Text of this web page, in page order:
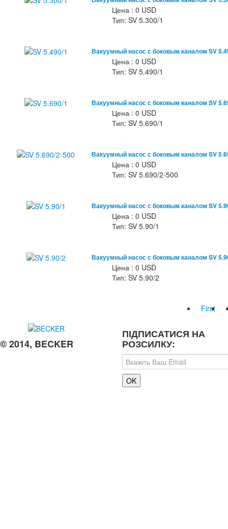
Цена : 0 USD
Тип: SV 5.300/1
Вакуумный насос с боковым каналом SV
Цена : 0 USD
Тип: SV 5.490/1
Вакуумный насос с боковым каналом SV
Цена : 0 USD
Тип: SV 5.690/1
Вакуумный насос с боковым каналом SV
Цена : 0 USD
Тип: SV 5.690/2-500
Вакуумный насос с боковым каналом SV
Цена : 0 USD
Тип: SV 5.90/1
Вакуумный насос с боковым каналом SV
Цена : 0 USD
Тип: SV 5.90/2
First
© 2014, BECKER
ПІДПИСАТИСЯ НА
РОЗСИЛКУ: